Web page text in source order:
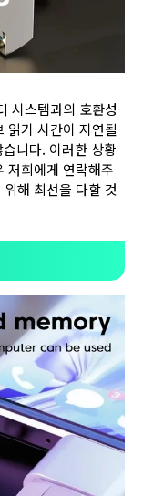
시스템과의 호환성
읽기 시간이 지연될
니다. 이러한 상황
저희에게 연락해주
해 최선을 다할 것